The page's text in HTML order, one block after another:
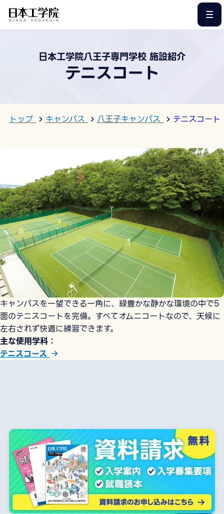
日本工学院八王子専門学校 施設紹介
テニスコート
トップ キャンパス 八王子キャンパス テニスコート
キャンパスを一望できる一角に、緑豊かな静かな環境の中で5
面のテニスコートを完備。すべてオムニコートなので、天候に
左右されず快適に練習できます。
主な使用学科
テニスコース